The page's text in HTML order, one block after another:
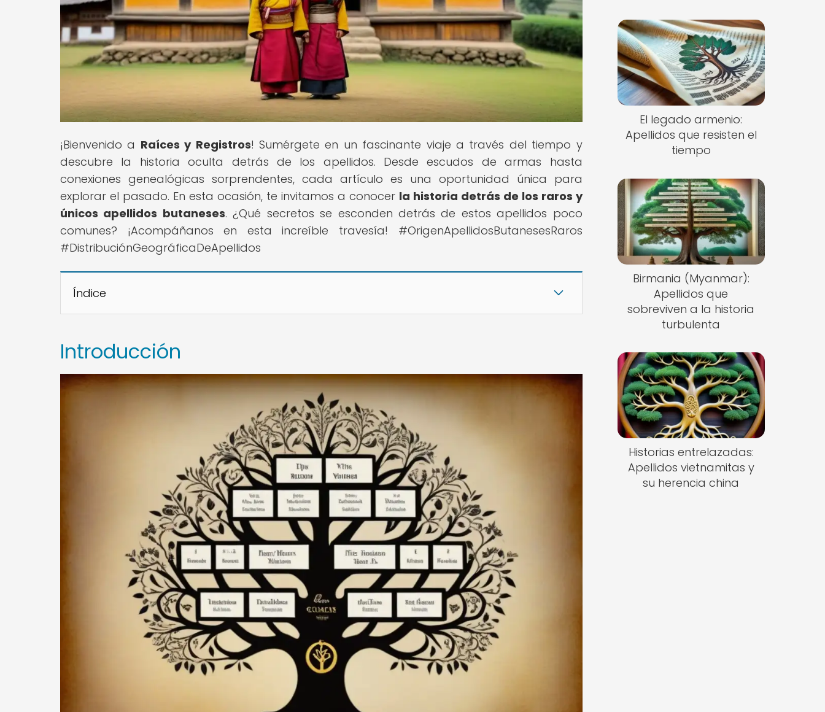
¡Bienvenido a Raíces y Registros! Sumérgete en un fascinante viaje a través del tiempo y
descubre la historia oculta detrás de los apellidos. Desde escudos de armas hasta
conexiones genealógicas sorprendentes, cada artículo es una oportunidad única para
explorar el pasado. En esta ocasión, te invitamos a conocer la historia detrás de los raros y
únicos apellidos butaneses. ¿Qué secretos se esconden detrás de estos apellidos poco
comunes? ¡Acompáñanos en esta increíble travesía! #OrigenApellidosButanesesRaros
#DistribuciónGeográficaDeApellidos
Índice
Introducción
El legado armenio:
Apellidos que resisten el
tiempo
Birmania (Myanmar):
Apellidos que
sobreviven a la historia
turbulenta
Historias entrelazadas:
Apellidos vietnamitas y
su herencia china